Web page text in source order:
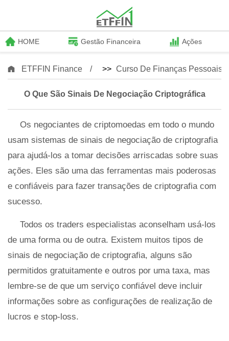
HOME Gestão Financeira Ações
ETFFIN Finance >> Curso De Finanças Pessoais
O Que São Sinais De Negociação Criptográfica
Os negociantes de criptomoedas em todo o mundo
usam sistemas de sinais de negociação de criptografia
para ajudá-los a tomar decisões arriscadas sobre suas
ações. Eles são uma das ferramentas mais poderosas
e confiáveis ​​para fazer transações de criptografia com
sucesso.
Todos os traders especialistas aconselham usá-los
de uma forma ou de outra. Existem muitos tipos de
sinais de negociação de criptografia, alguns são
permitidos gratuitamente e outros por uma taxa, mas
lembre-se de que um serviço confiável deve incluir
informações sobre as configurações de realização de
lucros e stop-loss.